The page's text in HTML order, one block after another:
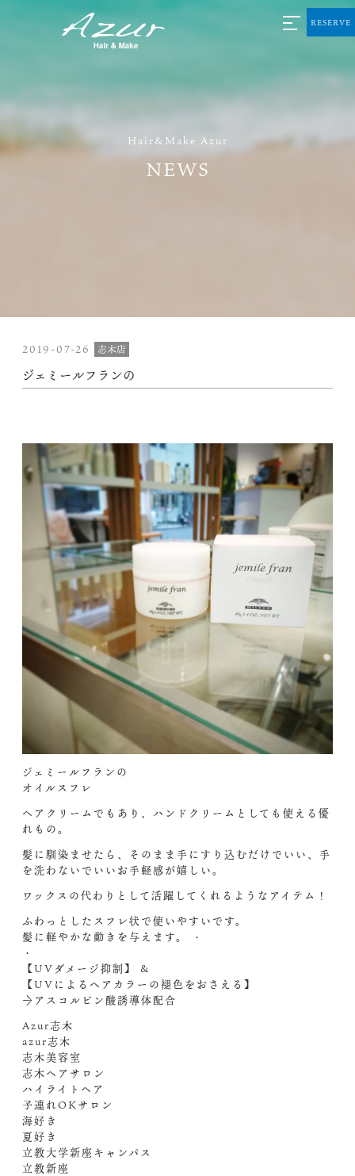
Hair&Make Azur
NEWS
RESERVE
2019-07-26 志木店
ジェミールフランの
ジェミールフランの
オイルスフレ
ヘアクリームでもあり、ハンドクリームとしても使える優
れもの。
髪に馴染ませたら、そのまま手にすり込むだけでいい、手
を洗わないでいいお手軽感が嬉しい。
ワックスの代わりとして活躍してくれるようなアイテム！
ふわっとしたスフレ状で使いやすいです。
髪に軽やかな動きを与えます。 ・
・
【UVダメージ抑制】 &
【UVによるヘアカラーの褪色をおさえる】
→アスコルビン酸誘導体配合
Azur志木
azur志木
志木美容室
志木ヘアサロン
ハイライトヘア
子連れOKサロン
海好き
夏好き
立教大学新座キャンパス
立教新座